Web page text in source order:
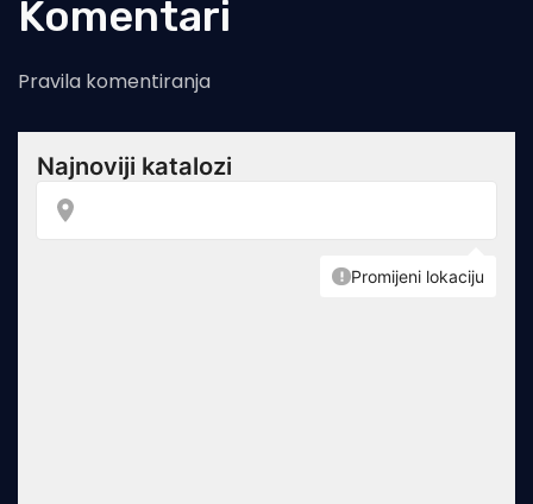
Komentari
Pravila komentiranja